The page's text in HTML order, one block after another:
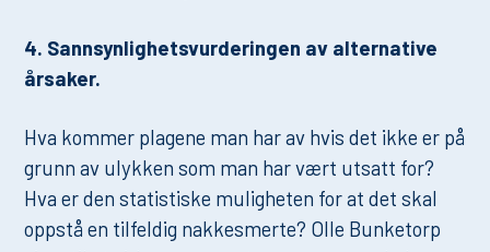
4. Sannsynlighetsvurderingen av alternative
årsaker.
Hva kommer plagene man har av hvis det ikke er på
grunn av ulykken som man har vært utsatt for?
Hva er den statistiske muligheten for at det skal
oppstå en tilfeldig nakkesmerte? Olle Bunketorp